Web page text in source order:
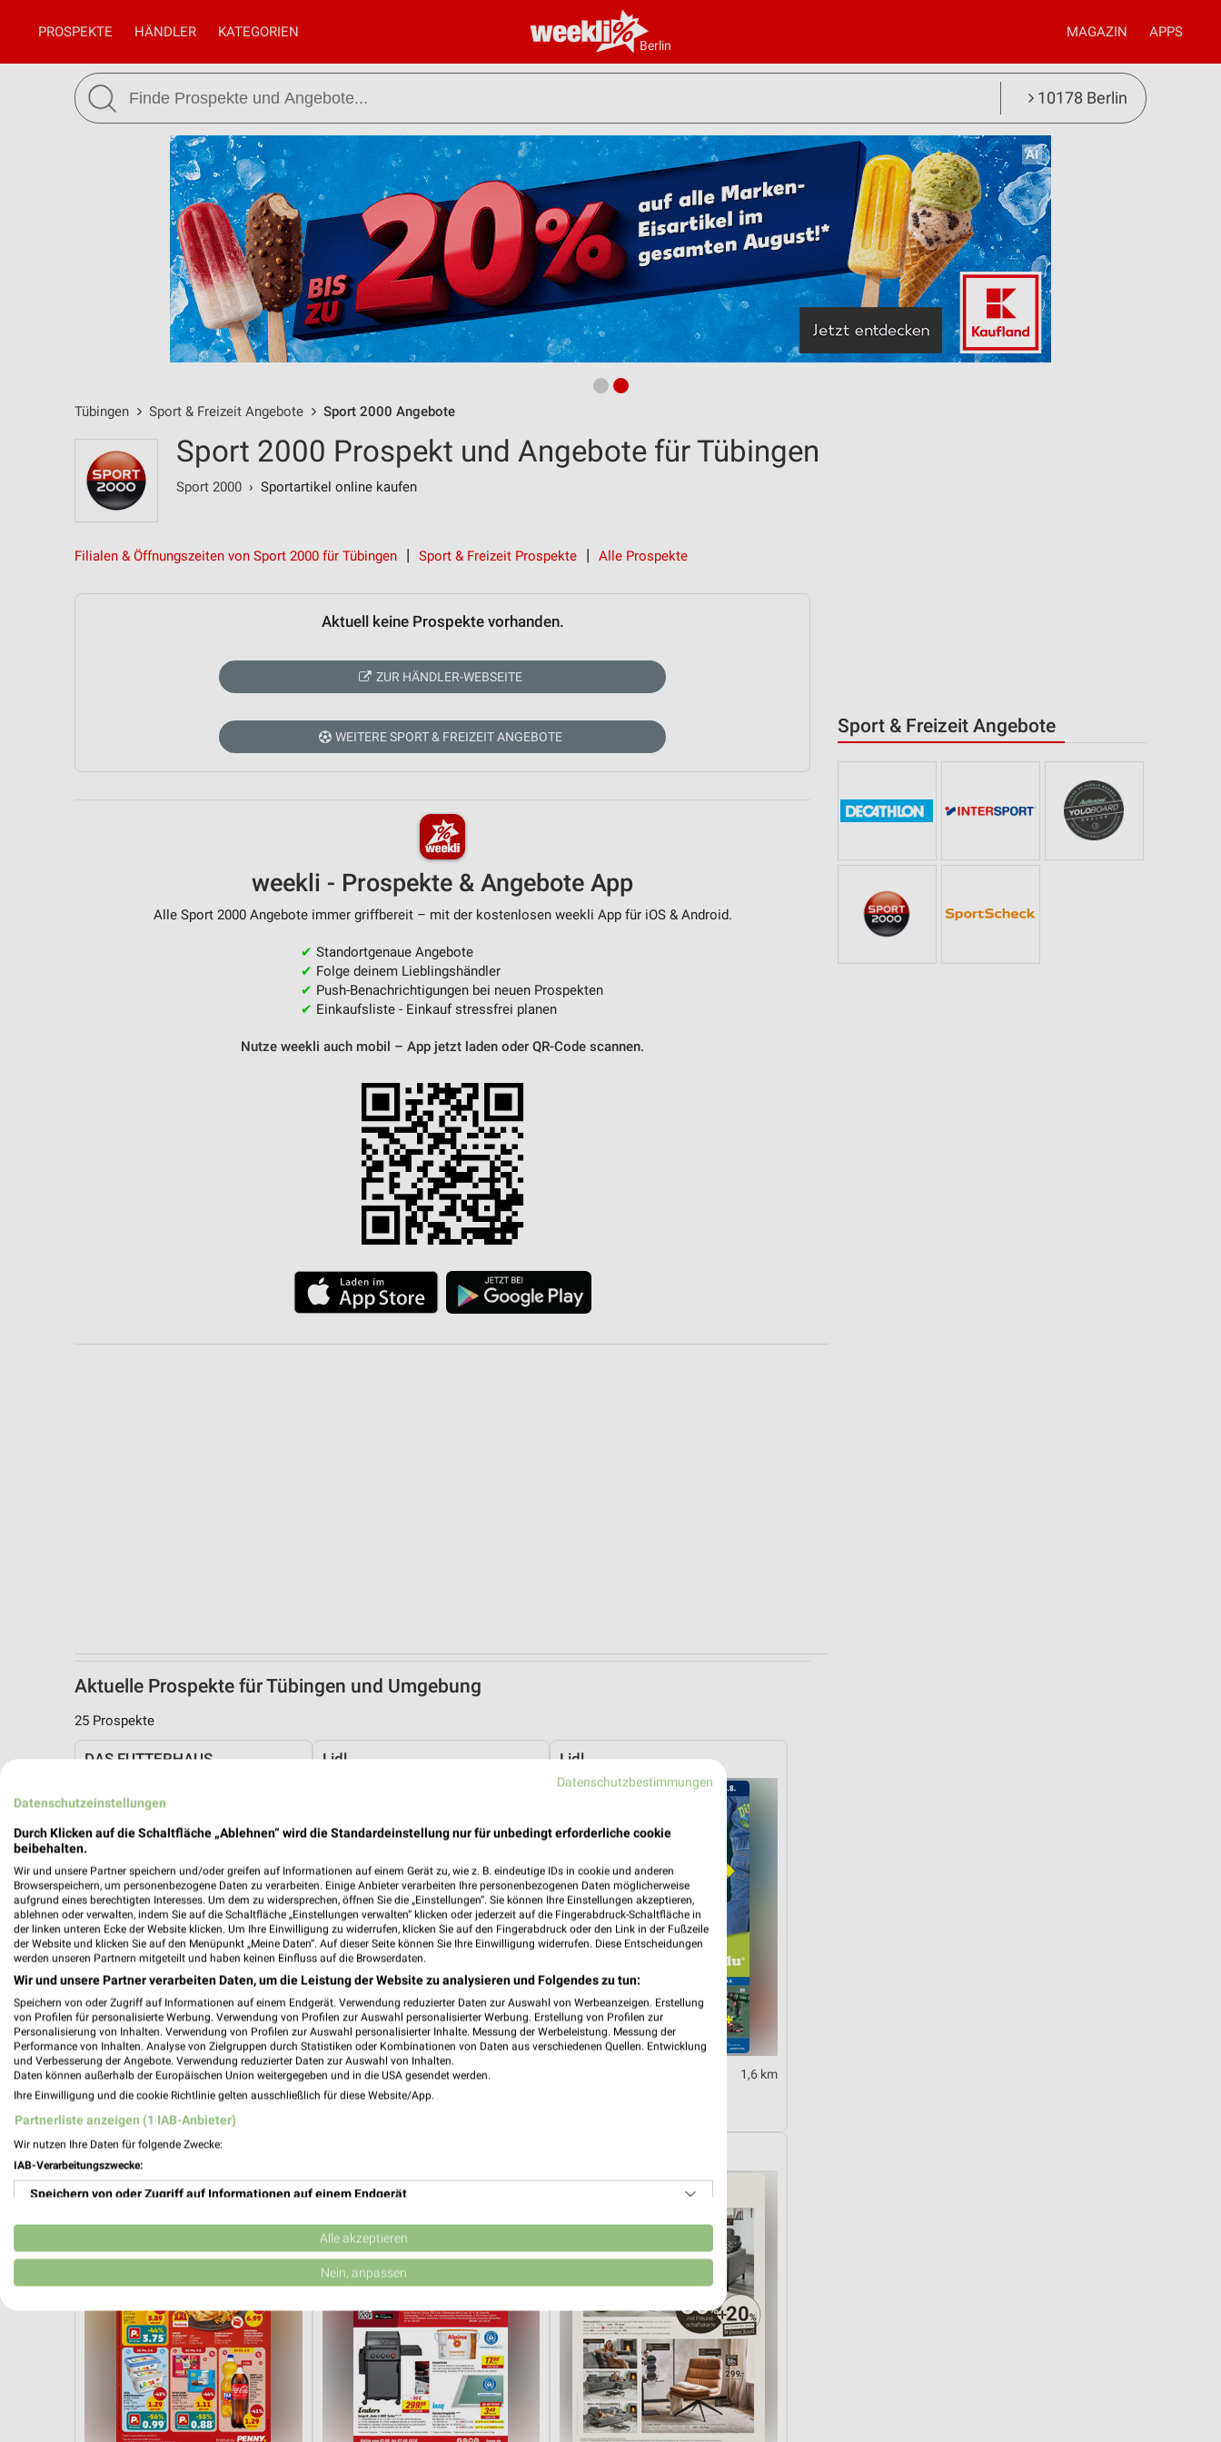
Berlin
PROSPEKTE HÄNDLER KATEGORIEN MAGAZIN APPS
10178 Berlin
Tübingen Sport & Freizeit Angebote Sport 2000 Angebote
Sport & Freizeit Angebote
Sport 2000 Prospekt und Angebote für Tübingen
Sport 2000 › Sportartikel online kaufen
Filialen & Öffnungszeiten von Sport 2000 für Tübingen Sport & Freizeit Prospekte Alle Prospekte
Aktuell keine Prospekte vorhanden.
ZUR HÄNDLER-WEBSEITE
WEITERE SPORT & FREIZEIT ANGEBOTE
weekli - Prospekte & Angebote App
Alle Sport 2000 Angebote immer griffbereit – mit der kostenlosen weekli App für iOS & Android.
✔ Standortgenaue Angebote
✔ Folge deinem Lieblingshändler
✔ Push-Benachrichtigungen bei neuen Prospekten
✔ Einkaufsliste - Einkauf stressfrei planen
Nutze weekli auch mobil – App jetzt laden oder QR-Code scannen.
Aktuelle Prospekte für Tübingen und Umgebung
25 Prospekte
DAS FUTTERHAUS
1,5 km
Sommer Knaller
Gültig bis Sa. 08.08.
Lidl
Angebote ab 10.08.
Lidl
1,6 km
PENNY
Datenschutzbestimmungen
Datenschutzeinstellungen
Durch Klicken auf die Schaltfläche „Ablehnen“ wird die Standardeinstellung nur für unbedingt erforderliche cookie
beibehalten.
Wir und unsere Partner speichern und/oder greifen auf Informationen auf einem Gerät zu, wie z. B. eindeutige IDs in cookie und anderen
Browserspeichern, um personenbezogene Daten zu verarbeiten. Einige Anbieter verarbeiten Ihre personenbezogenen Daten möglicherweise
aufgrund eines berechtigten Interesses. Um dem zu widersprechen, öffnen Sie die „Einstellungen“. Sie können Ihre Einstellungen akzeptieren,
ablehnen oder verwalten, indem Sie auf die Schaltfläche „Einstellungen verwalten“ klicken oder jederzeit auf die Fingerabdruck-Schaltfläche in
der linken unteren Ecke der Website klicken. Um Ihre Einwilligung zu widerrufen, klicken Sie auf den Fingerabdruck oder den Link in der Fußzeile
der Website und klicken Sie auf den Menüpunkt „Meine Daten“. Auf dieser Seite können Sie Ihre Einwilligung widerrufen. Diese Entscheidungen
werden unseren Partnern mitgeteilt und haben keinen Einfluss auf die Browserdaten.
Wir und unsere Partner verarbeiten Daten, um die Leistung der Website zu analysieren und Folgendes zu tun:
Speichern von oder Zugriff auf Informationen auf einem Endgerät. Verwendung reduzierter Daten zur Auswahl von Werbeanzeigen. Erstellung
von Profilen für personalisierte Werbung. Verwendung von Profilen zur Auswahl personalisierter Werbung. Erstellung von Profilen zur
Personalisierung von Inhalten. Verwendung von Profilen zur Auswahl personalisierter Inhalte. Messung der Werbeleistung. Messung der
Performance von Inhalten. Analyse von Zielgruppen durch Statistiken oder Kombinationen von Daten aus verschiedenen Quellen. Entwicklung
und Verbesserung der Angebote. Verwendung reduzierter Daten zur Auswahl von Inhalten.
Daten können außerhalb der Europäischen Union weitergegeben und in die USA gesendet werden.
Ihre Einwilligung und die cookie Richtlinie gelten ausschließlich für diese Website/App.
Partnerliste anzeigen (1 IAB-Anbieter)
Wir nutzen Ihre Daten für folgende Zwecke:
IAB-Verarbeitungszwecke:
Speichern von oder Zugriff auf Informationen auf einem Endgerät
Verwendung reduzierter Daten zur Auswahl von Werbeanzeigen
Erstellung von Profilen für personalisierte Werbung
Erstellung von Profilen zur Personalisierung von Inhalten
Verwendung von Profilen zur Auswahl personalisierter Inhalte
Messung der Werbeleistung
Alle akzeptieren
Nein, anpassen